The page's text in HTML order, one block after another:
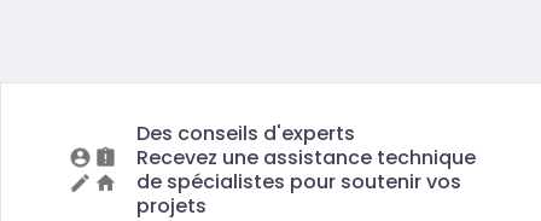
Des conseils d'experts
Recevez une assistance technique
de spécialistes pour soutenir vos
projets